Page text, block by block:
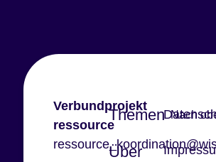
Verbundprojekt
ressource
Themen
Über
Nach